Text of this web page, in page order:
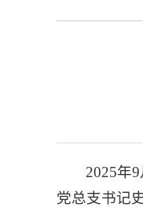
2025年
党总支书记